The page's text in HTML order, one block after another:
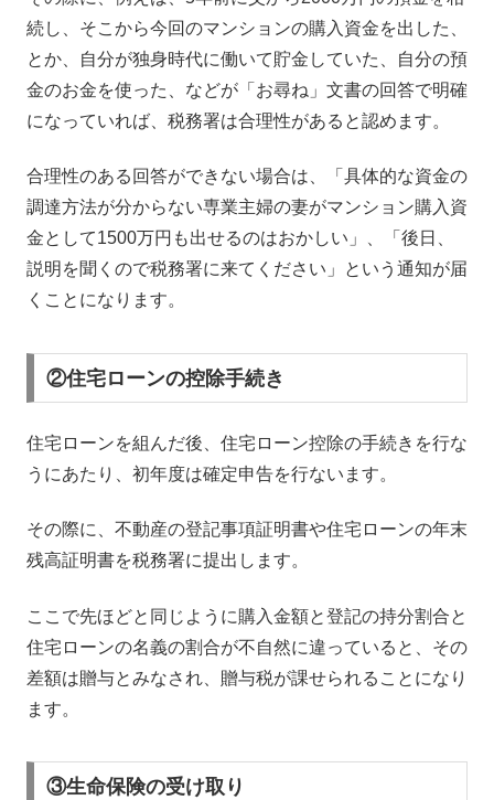
続し、そこから今回のマンションの購入資金を出した、
とか、自分が独身時代に働いて貯金していた、自分の預
金のお金を使った、などが「お尋ね」文書の回答で明確
になっていれば、税務署は合理性があると認めます。
合理性のある回答ができない場合は、「具体的な資金の
調達方法が分からない専業主婦の妻がマンション購入資
金として1500万円も出せるのはおかしい」、「後日、
説明を聞くので税務署に来てください」という通知が届
くことになります。
②住宅ローンの控除手続き
住宅ローンを組んだ後、住宅ローン控除の手続きを行な
うにあたり、初年度は確定申告を行ないます。
その際に、不動産の登記事項証明書や住宅ローンの年末
残高証明書を税務署に提出します。
ここで先ほどと同じように購入金額と登記の持分割合と
住宅ローンの名義の割合が不自然に違っていると、その
差額は贈与とみなされ、贈与税が課せられることになり
ます。
③生命保険の受け取り